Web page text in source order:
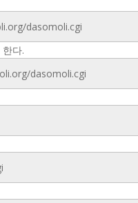
dasomoli.cgi
다.
dasomoli.cgi